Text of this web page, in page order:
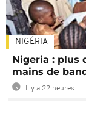
NIGÉRIA
Nigeria : plus
mains de
Il y a 22 heures